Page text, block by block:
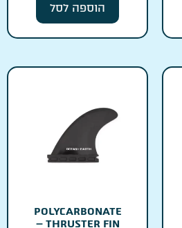
הוספה לסל
POLYCARBONATE
THRUSTER FIN –